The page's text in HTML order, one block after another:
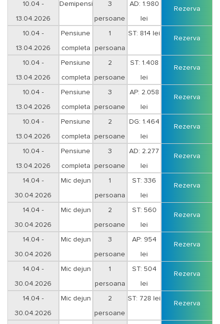
10.04 -
13.04.2026
Demipensiune 3
persoane
AD: 1.980
lei
Rezerva
10.04 -
13.04.2026
Pensiune
completa
1
persoana
ST: 814 lei
Rezerva
10.04 -
13.04.2026
Pensiune
completa
2
persoane
ST: 1.408
lei
Rezerva
10.04 -
13.04.2026
Pensiune
completa
3
persoane
AP: 2.058
lei
Rezerva
10.04 -
13.04.2026
Pensiune
completa
2
persoane
DG: 1.464
lei
Rezerva
10.04 -
13.04.2026
Pensiune
completa
3
persoane
AD: 2.277
lei
Rezerva
14.04 -
30.04.2026
Duminica-Joi
Mic dejun 1
persoana
ST: 336
lei
Rezerva
14.04 -
30.04.2026
Duminica-Joi
Mic dejun 2
persoane
ST: 560
lei
Rezerva
14.04 -
30.04.2026
Duminica-Joi
Mic dejun 3
persoane
AP: 954
lei
Rezerva
14.04 -
30.04.2026
Vineri-Sambata
Mic dejun 1
persoana
ST: 504
lei
Rezerva
14.04 -
30.04.2026
Mic dejun 2
persoane
ST: 728 lei
Rezerva